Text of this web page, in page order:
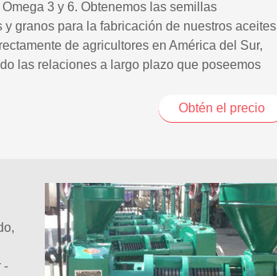
3 y 6. Obtenemos las semillas
y granos para la fabricación de nuestros aceites
de agricultores en América del Sur,
las relaciones a largo plazo que poseemos
Obtén el precio
-